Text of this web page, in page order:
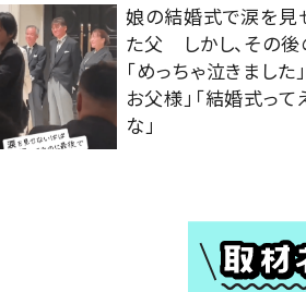
娘の結婚式で涙を見
た父 しかし、その後
「めっちゃ泣きました
お父様」「結婚式って
な」